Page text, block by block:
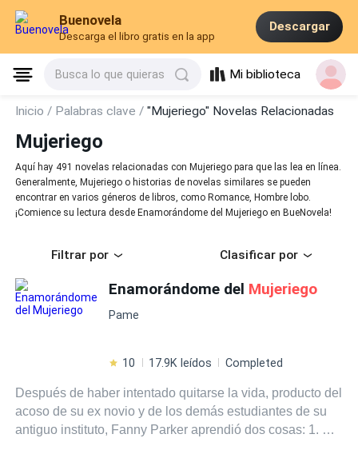
Buenovela
Descarga el libro gratis en la app
Descargar
Busca lo que quieras Mi biblioteca
Inicio / Palabras clave /"Mujeriego" Novelas Relacionadas
Mujeriego
Aquí hay 491 novelas relacionadas con Mujeriego para que las lea en línea.
Generalmente, Mujeriego o historias de novelas similares se pueden
encontrar en varios géneros de libros, como Romance, Hombre lobo.
¡Comience su lectura desde Enamorándome del Mujeriego en BueNovela!
Filtrar por Clasificar por
Enamorándome del Mujeriego
Pame
10 17.9K leídos Completed
Después de haber intentado quitarse la vida, producto del
acoso de su ex novio y de los demás estudiantes de su
antiguo instituto, Fanny Parker aprendió dos cosas: 1. El